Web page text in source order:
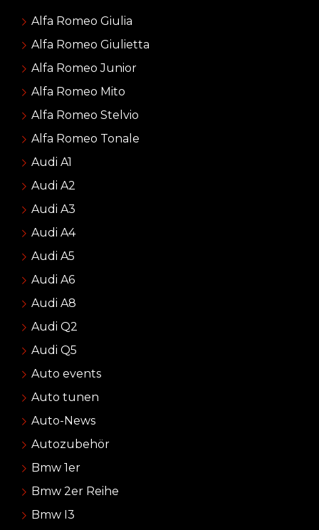
Alfa Romeo Giulia
Alfa Romeo Giulietta
Alfa Romeo Junior
Alfa Romeo Mito
Alfa Romeo Stelvio
Alfa Romeo Tonale
Audi A1
Audi A2
Audi A3
Audi A4
Audi A5
Audi A6
Audi A8
Audi Q2
Audi Q5
Auto events
Auto tunen
Auto-News
Autozubehör
Bmw 1er
Bmw 2er Reihe
Bmw I3